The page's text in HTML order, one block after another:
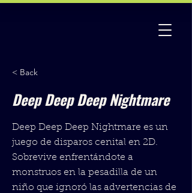
< Back
Deep Deep Deep Nightmare
Deep Deep Deep Nightmare es un
juego de disparos cenital en 2D.
Sobrevive enfrentándote a
monstruos en la pesadilla de un
niño que ignoró las advertencias de